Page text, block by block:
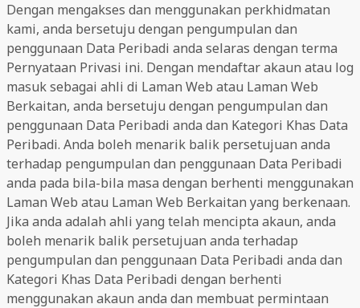
Dengan mengakses dan menggunakan perkhidmatan
kami, anda bersetuju dengan pengumpulan dan
penggunaan Data Peribadi anda selaras dengan terma
Pernyataan Privasi ini. Dengan mendaftar akaun atau log
masuk sebagai ahli di Laman Web atau Laman Web
Berkaitan, anda bersetuju dengan pengumpulan dan
penggunaan Data Peribadi anda dan Kategori Khas Data
Peribadi. Anda boleh menarik balik persetujuan anda
terhadap pengumpulan dan penggunaan Data Peribadi
anda pada bila-bila masa dengan berhenti menggunakan
Laman Web atau Laman Web Berkaitan yang berkenaan.
Jika anda adalah ahli yang telah mencipta akaun, anda
boleh menarik balik persetujuan anda terhadap
pengumpulan dan penggunaan Data Peribadi anda dan
Kategori Khas Data Peribadi dengan berhenti
menggunakan akaun anda dan membuat permintaan